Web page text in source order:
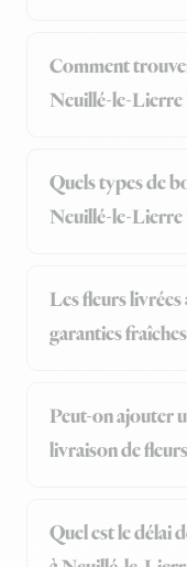
Comment
Neuillé-le-Lierre
Quels types de
Neuillé-le-Lierre
Les fleurs
garanties
Peut-on ajouter
livraison de
Quel est le délai